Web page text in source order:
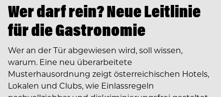
Wer darf rein? Neue Leitlinie
für die Gastronomie
Wer an der Tür abgewiesen wird, soll wissen,
warum. Eine neu überarbeitete
Musterhausordnung zeigt österreichischen Hotels,
Lokalen und Clubs, wie Einlassregeln